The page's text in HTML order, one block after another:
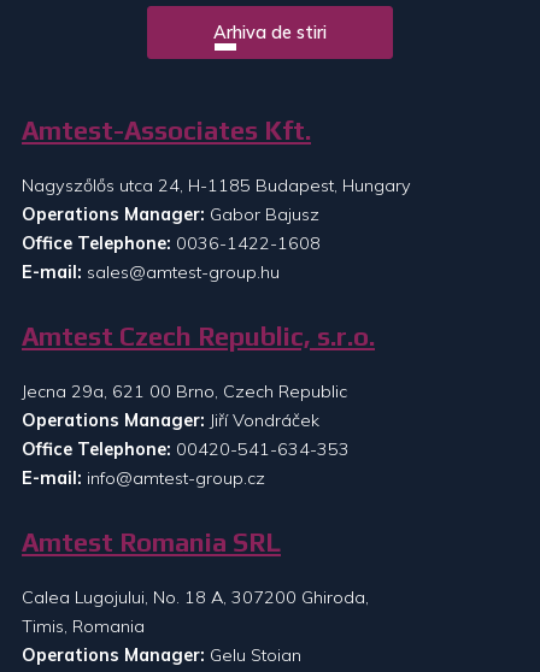
Arhiva de stiri
Amtest-Associates Kft.
Nagyszőlős utca 24, H-1185 Budapest, Hungary
Operations Manager: Gabor Bajusz
Office Telephone: 0036-1422-1608
E-mail: sales@amtest-group.hu
Amtest Czech Republic, s.r.o.
Jecna 29a, 621 00 Brno, Czech Republic
Operations Manager: Jiří Vondráček
Office Telephone: 00420-541-634-353
E-mail: info@amtest-group.cz
Amtest Romania SRL
Calea Lugojului, No. 18 A, 307200 Ghiroda,
Timis, Romania
Operations Manager: Gelu Stoian